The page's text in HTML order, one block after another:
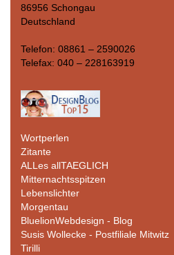
86956 Schongau
Deutschland
Telefon: 08861 – 2590026
Telefax: 040 – 228163919
Wortperlen
Zitante
ALLes allTAEGLICH
Mitternachtsspitzen
Lebenslichter
Morgentau
BluelionWebdesign - Blog
Susis Wollecke - Postfiliale Mitwitz
Tirilli